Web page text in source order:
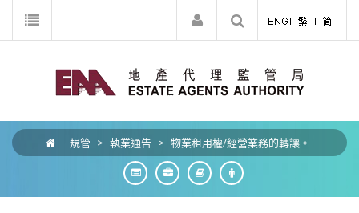
規管 > 執業通告 > 物業租用權/經營業務的轉讓。